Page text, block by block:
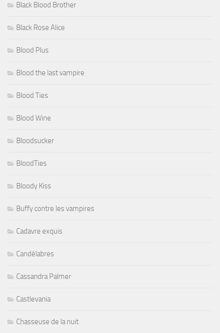
Black Blood Brother
Black Rose Alice
Blood Plus
Blood the last vampire
Blood Ties
Blood Wine
Bloodsucker
BloodTies
Bloody Kiss
Buffy contre les vampires
Cadavre exquis
Candélabres
Cassandra Palmer
Castlevania
Chasseuse de la nuit